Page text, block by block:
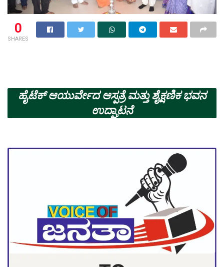
0
SHARES
ಹೈಟೆಕ್ ಆಯುರ್ವೇದ ಆಸ್ಪತ್ರೆ ಮತ್ತು ಶೈಕ್ಷಣಿಕ ಭವನ
ಉದ್ಘಾಟನೆ